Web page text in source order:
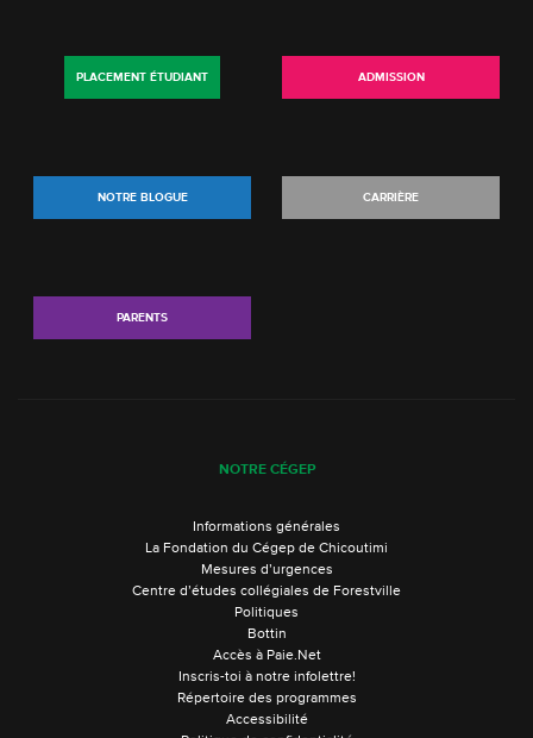
PLACEMENT ÉTUDIANT ADMISSION
NOTRE BLOGUE CARRIÈRE
PARENTS
NOTRE CÉGEP
Informations générales
La Fondation du Cégep de Chicoutimi
Mesures d’urgences
Centre d’études collégiales de Forestville
Politiques
Bottin
Accès à Paie.Net
Inscris-toi à notre infolettre!
Répertoire des programmes
Accessibilité